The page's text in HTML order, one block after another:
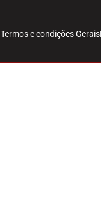
Termos e condições Gerais